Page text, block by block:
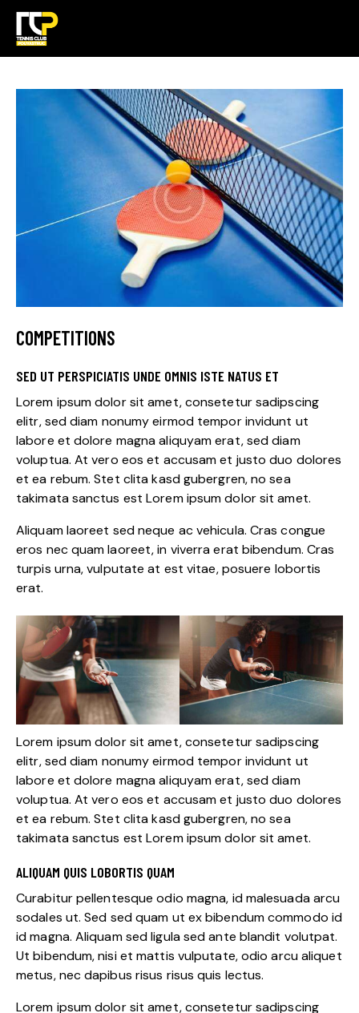
COMPETITIONS
SED UT PERSPICIATIS UNDE OMNIS ISTE NATUS ET
Lorem ipsum dolor sit amet, consetetur sadipscing
elitr, sed diam nonumy eirmod tempor invidunt ut
labore et dolore magna aliquyam erat, sed diam
voluptua. At vero eos et accusam et justo duo dolores
et ea rebum. Stet clita kasd gubergren, no sea
takimata sanctus est Lorem ipsum dolor sit amet.
Aliquam laoreet sed neque ac vehicula. Cras congue
eros nec quam laoreet, in viverra erat bibendum. Cras
turpis urna, vulputate at est vitae, posuere lobortis
erat.
Lorem ipsum dolor sit amet, consetetur sadipscing
elitr, sed diam nonumy eirmod tempor invidunt ut
labore et dolore magna aliquyam erat, sed diam
voluptua. At vero eos et accusam et justo duo dolores
et ea rebum. Stet clita kasd gubergren, no sea
takimata sanctus est Lorem ipsum dolor sit amet.
ALIQUAM QUIS LOBORTIS QUAM
Curabitur pellentesque odio magna, id malesuada arcu
sodales ut. Sed sed quam ut ex bibendum commodo id
id magna. Aliquam sed ligula sed ante blandit volutpat.
Ut bibendum, nisi et mattis vulputate, odio arcu aliquet
metus, nec dapibus risus risus quis lectus.
Lorem ipsum dolor sit amet, consetetur sadipscing